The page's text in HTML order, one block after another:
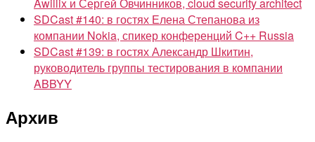
SDCast #140: в гостях Елена Степанова из
компании Nokia, спикер конференций C++ Russia
SDCast #139: в гостях Александр Шкитин,
руководитель группы тестирования в компании
ABBYY
Архив